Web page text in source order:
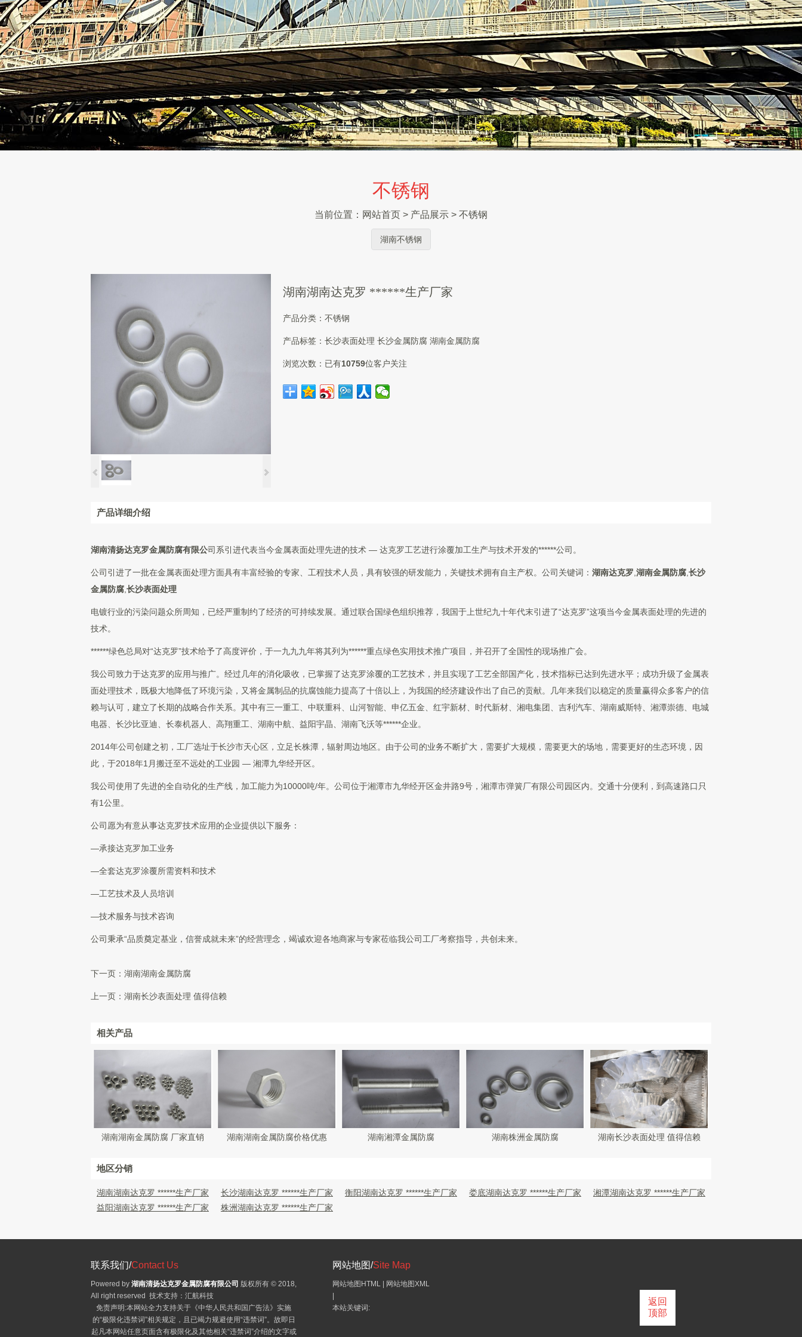
不锈钢
当前位置： 网站首页 > 产品展示 > 不锈钢
湖南不锈钢
湖南湖南达克罗 ******生产厂家
产品分类： 不锈钢
产品标签： 长沙表面处理 长沙金属防腐 湖南金属防腐
浏览次数： 已有10759位客户关注
产品详细介绍
湖南清扬达克罗金属防腐有限公司系引进代表当今金属表面处理先进的技术 — 达克罗工艺进行涂覆加工生产与技术开发的******公司。
公司引进了一批在金属表面处理方面具有丰富经验的专家、工程技术人员，具有较强的研发能力，关键技术拥有自主产权。公司关键词： 湖南达克罗 湖南金属防腐 长沙
金属防腐 长沙表面处理
电镀行业的污染问题众所周知，已经严重制约了经济的可持续发展。通过联合国绿色组织推荐，我国于上世纪九十年代末引进了“达克罗”这项当今金属表面处理的先进的
技术。
******绿色总局对“达克罗”技术给予了高度评价，于一九九九年将其列为******重点绿色实用技术推广项目，并召开了全国性的现场推广会。
我公司致力于达克罗的应用与推广。经过几年的消化吸收，已掌握了达克罗涂覆的工艺技术，并且实现了工艺全部国产化，技术指标已达到先进水平；成功升级了金属表
面处理技术，既极大地降低了环境污染，又将金属制品的抗腐蚀能力提高了十倍以上，为我国的经济建设作出了自己的贡献。几年来我们以稳定的质量赢得众多客户的信
赖与认可，建立了长期的战略合作关系。其中有三一重工、中联重科、山河智能、申亿五金、红宇新材、时代新材、湘电集团、吉利汽车、湖南威斯特、湘潭崇德、电城
电器、长沙比亚迪、长泰机器人、高翔重工、湖南中航、益阳宇晶、湖南飞沃等******企业。
2014年公司创建之初，工厂选址于长沙市天心区，立足长株潭，辐射周边地区。由于公司的业务不断扩大，需要扩大规模，需要更大的场地，需要更好的生态环境，因
此，于2018年1月搬迁至不远处的工业园 — 湘潭九华经开区。
我公司使用了先进的全自动化的生产线，加工能力为10000吨/年。公司位于湘潭市九华经开区金井路9号，湘潭市弹簧厂有限公司园区内。交通十分便利，到高速路口只
有1公里。
公司愿为有意从事达克罗技术应用的企业提供以下服务：
—承接达克罗加工业务
—全套达克罗涂覆所需资料和技术
—工艺技术及人员培训
—技术服务与技术咨询
公司秉承“品质奠定基业，信誉成就未来”的经营理念，竭诚欢迎各地商家与专家莅临我公司工厂考察指导，共创未来。
下一页： 湖南湖南金属防腐
上一页： 湖南长沙表面处理 值得信赖
相关产品
湖南湖南金属防腐 厂家直销 湖南湖南金属防腐价格优惠 湖南湘潭金属防腐 湖南株洲金属防腐 湖南长沙表面处理 值得信赖
地区分销
湖南湖南达克罗 ******生产厂家 长沙湖南达克罗 ******生产厂家 衡阳湖南达克罗 ******生产厂家 娄底湖南达克罗 ******生产厂家
湘潭湖南达克罗 ******生产厂家
益阳湖南达克罗 ******生产厂家
株洲湖南达克罗 ******生产厂家
联系我们/Contact Us
Powered by 湖南清扬达克罗金属防腐有限公司 版权所有 © 2018,
All right reserved 技术支持：汇航科技
免责声明:本网站全力支持关于《中华人民共和国广告法》实施
的“极限化违禁词”相关规定，且已竭力规避使用“违禁词”。故即日
起凡本网站任意页面含有极限化及其他相关“违禁词”介绍的文字或
网站地图/Site Map
网站地图HTML | 网站地图XML
|
本站关键词:
返回
顶部